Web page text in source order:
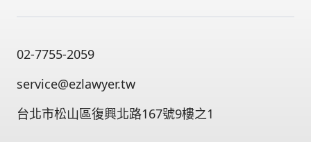
02-7755-2059
service@ezlawyer.tw
台北市松山區復興北路167號9樓之1